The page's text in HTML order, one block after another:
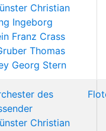
Christian
Ingeborg
Franz Crass
Thomas
Georg Stern
des
Christian